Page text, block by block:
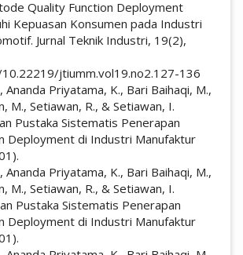
Quality Function Deployment
Kepuasan Konsumen pada Industri
Jurnal Teknik Industri, 19(2),
jtiumm.vol19.no2.127-136
Ananda Priyatama, K., Bari Baihaqi, M.,
M., Setiawan, R., & Setiawan, I.
Pustaka Sistematis Penerapan
Deployment di Industri Manufaktur
Ananda Priyatama, K., Bari Baihaqi, M.,
M., Setiawan, R., & Setiawan, I.
Pustaka Sistematis Penerapan
Deployment di Industri Manufaktur